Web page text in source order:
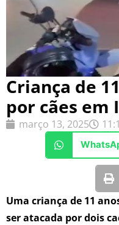
Criança de
por cães em
março 13, 2025
Uma criança de 11
ser atacada por dois